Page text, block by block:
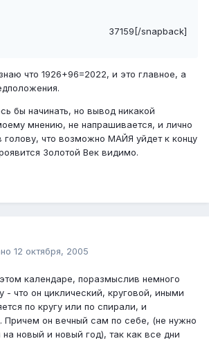
37159[/snapback]
что 1926+96=2022, и это главное, а
бы начинать, но вывод никакой
мнению, не напрашивается, и лично
что возможно МАЙЯ уйдет к концу
Золотой Век видимо.
12 октября, 2005
календаре, поразмыслив немного
- что он циклический, круговой, иными
по кругу или по спирали, и
Причем он вечный сам по себе, (не нужно
на новый и новый год), так как все дни